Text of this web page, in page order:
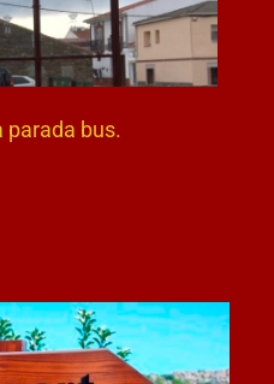
parada bus.